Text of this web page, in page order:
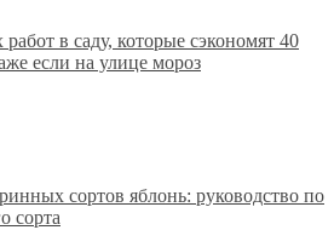
в саду, которые сэкономят 40
если на улице мороз
сортов яблонь: руководство по
сорта